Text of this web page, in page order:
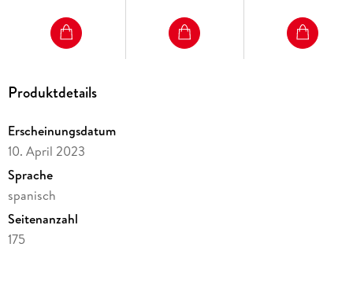
Produktdetails
Erscheinungsdatum
10. April 2023
Sprache
spanisch
Seitenanzahl
175